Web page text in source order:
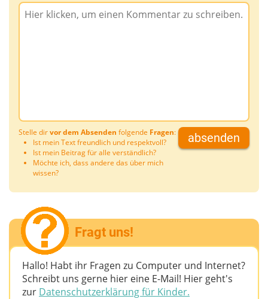
Stelle dirvor dem Absenden folgende Fragen:
Ist mein Text freundlich und respektvoll?
Ist mein Beitrag für alle verständlich?
Möchte ich, dass andere das über mich
wissen?
absenden
Fragt uns!
Hallo! Habt ihr Fragen zu Computer und Internet?
Schreibt uns gerne hier eine E-Mail! Hier geht's
zur Datenschutzerklärung für Kinder.